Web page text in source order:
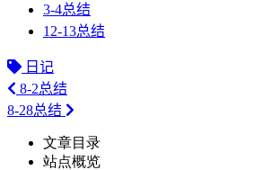
3-4总结
12-13总结
日记
8-2总结
8-28总结
文章目录
站点概览